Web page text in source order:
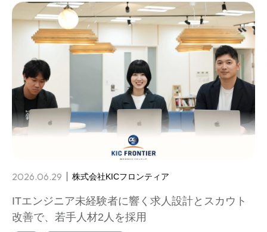
2026.06.29 株式会社KICフロンティア
ITエンジニア未経験者に響く求人設計とスカウト
改善で、若手人材2人を採用